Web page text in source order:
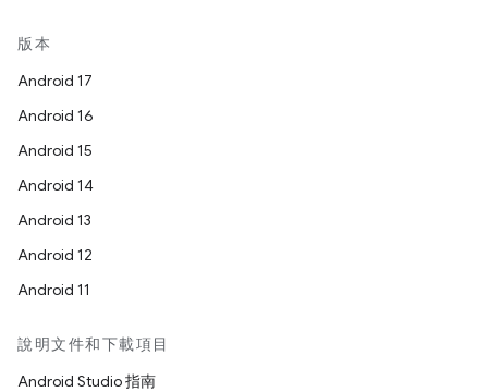
版本
Android 17
Android 16
Android 15
Android 14
Android 13
Android 12
Android 11
說明文件和下載項目
Android Studio 指南